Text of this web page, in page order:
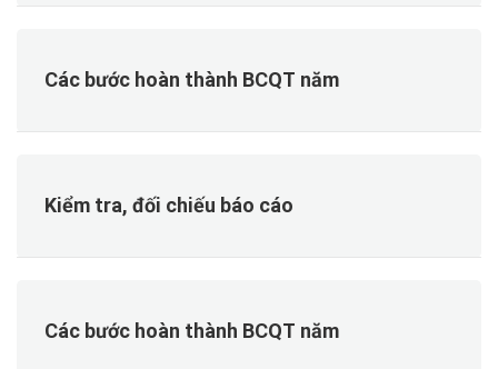
Các bước hoàn thành BCQT năm
Kiểm tra, đối chiếu báo cáo
Các bước hoàn thành BCQT năm